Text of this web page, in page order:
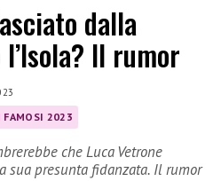
dalla
Il rumor
FAMOSI 2023
che Luca Vetrone
sua presunta fidanzata. Il rumor